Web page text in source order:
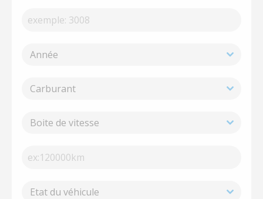
Année
Carburant
Boite de vitesse
Etat du véhicule